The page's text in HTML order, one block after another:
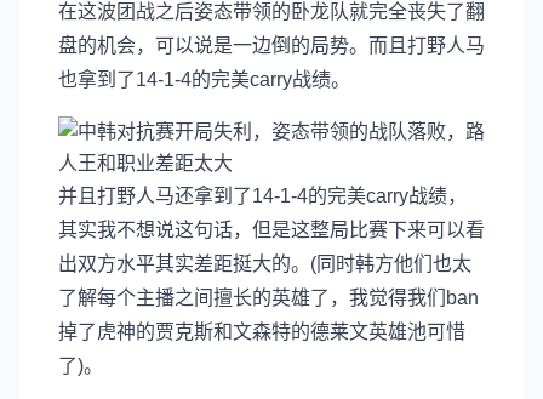
在这波团战之后姿态带领的卧龙队就完全丧失了翻
盘的机会，可以说是一边倒的局势。而且打野人马
也拿到了14-1-4的完美carry战绩。
并且打野人马还拿到了14-1-4的完美carry战绩，
其实我不想说这句话，但是这整局比赛下来可以看
出双方水平其实差距挺大的。(同时韩方他们也太
了解每个主播之间擅长的英雄了，我觉得我们ban
掉了虎神的贾克斯和文森特的德莱文英雄池可惜
了)。